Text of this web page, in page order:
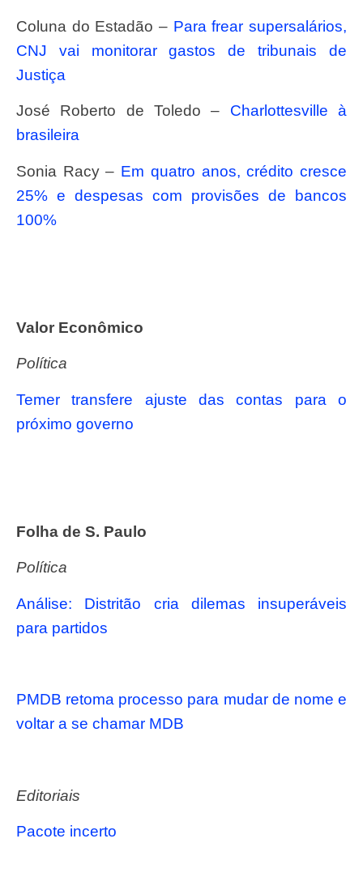
Coluna do Estadão – Para frear supersalários,
CNJ vai monitorar gastos de tribunais de
Justiça
José Roberto de Toledo – Charlottesville à
brasileira
Sonia Racy – Em quatro anos, crédito cresce
25% e despesas com provisões de bancos
100%
Valor Econômico
Política
Temer transfere ajuste das contas para o
próximo governo
Folha de S. Paulo
Política
Análise: Distritão cria dilemas insuperáveis
para partidos
PMDB retoma processo para mudar de nome e
voltar a se chamar MDB
Editoriais
Pacote incerto